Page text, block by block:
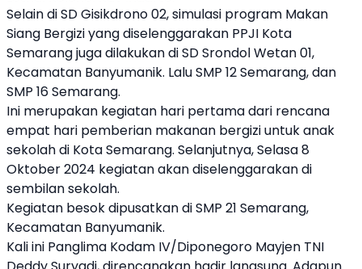
Selain di SD Gisikdrono 02, simulasi program Makan
Siang Bergizi yang diselenggarakan PPJI Kota
Semarang juga dilakukan di SD Srondol Wetan 01,
Kecamatan Banyumanik. Lalu SMP 12 Semarang, dan
SMP 16 Semarang.
Ini merupakan kegiatan hari pertama dari rencana
empat hari pemberian makanan bergizi untuk anak
sekolah di Kota Semarang. Selanjutnya, Selasa 8
Oktober 2024 kegiatan akan diselenggarakan di
sembilan sekolah.
Kegiatan besok dipusatkan di SMP 21 Semarang,
Kecamatan Banyumanik.
Kali ini Panglima Kodam IV/Diponegoro Mayjen TNI